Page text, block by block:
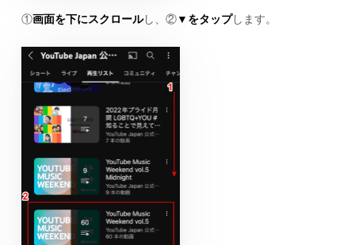
①画面を下にスクロールし、②▼をタップします。